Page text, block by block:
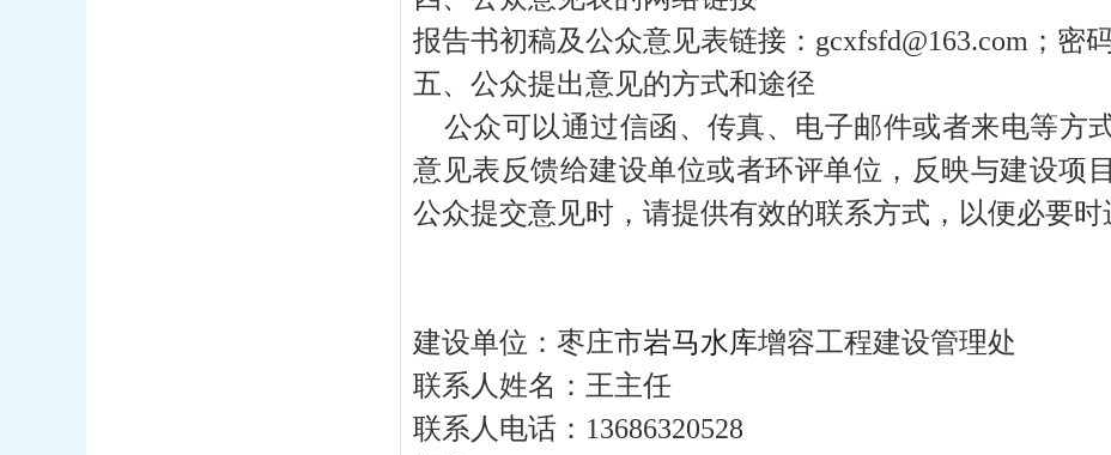
报告书初稿及公众意见表链接：gcxfsfd@163.com；密
五、公众提出意见的方式和途径
公众可以通过信函、传真、电子邮件或者来电等方
意见表反馈给建设单位或者环评单位，反映与建设项
公众提交意见时，请提供有效的联系方式，以便必要时
建设单位：枣庄市岩马水库增容工程建设管理处
联系人姓名：王主任
联系人电话：13686320528